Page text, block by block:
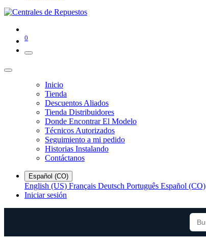
0
Inicio
Tienda
Descuentos Aliados
Tienda Distribuidores
Donde Encontrar El Modelo
Técnicos Autorizados
Seguimiento a mi pedido
Historias Instalando
Contáctanos
Español (CO)
English (US) Français Deutsch Português Español (CO)
Iniciar sesión